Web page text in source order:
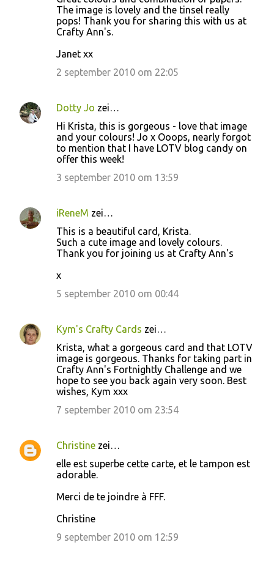
The image is lovely and the tinsel really
pops! Thank you for sharing this with us at
Crafty Ann's.
Janet xx
2 september 2010 om 22:05
Dotty Jo zei…
Hi Krista, this is gorgeous - love that image
and your colours! Jo x Ooops, nearly forgot
to mention that I have LOTV blog candy on
offer this week!
3 september 2010 om 13:59
iReneM zei…
This is a beautiful card, Krista.
Such a cute image and lovely colours.
Thank you for joining us at Crafty Ann's
x
5 september 2010 om 00:44
Kym's Crafty Cards zei…
Krista, what a gorgeous card and that LOTV
image is gorgeous. Thanks for taking part in
Crafty Ann's Fortnightly Challenge and we
hope to see you back again very soon. Best
wishes, Kym xxx
7 september 2010 om 23:54
Christine zei…
elle est superbe cette carte, et le tampon est
adorable.
Merci de te joindre à FFF.
Christine
9 september 2010 om 12:59